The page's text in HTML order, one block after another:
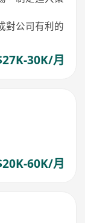
對公司有利的
30K/月
60K/月